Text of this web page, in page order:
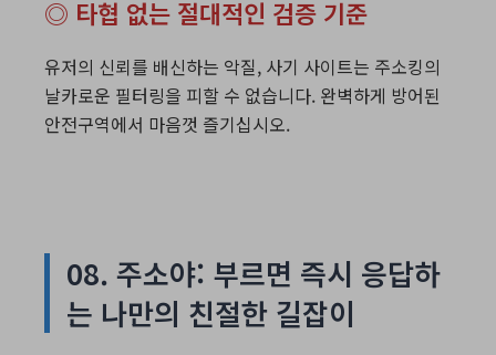
◎ 타협 없는 절대적인 검증 기준
유저의 신뢰를 배신하는 악질, 사기 사이트는 주소킹의
날카로운 필터링을 피할 수 없습니다. 완벽하게 방어된
안전구역에서 마음껏 즐기십시오.
08. 주소야: 부르면 즉시 응답하
는 나만의 친절한 길잡이